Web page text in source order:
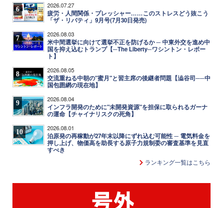
6 2026.07.27
疲労・人間関係・プレッシャー……このストレスどう抜こう
「ザ・リバティ」9月号(7月30日発売)
7 2026.08.03
米中間選挙に向けて選挙不正を防げるか ─ 中東外交を進め中
国を抑え込むトランプ【─The Liberty─ワシントン・レポー
ト】
8 2026.08.05
交流重ねる中朝の"蜜月"と習主席の後継者問題【澁谷司──中
国包囲網の現在地】
9 2026.08.04
インフラ開発のために"未開発資源"を担保に取られるガーナ
の運命【チャイナリスクの死角】
10 2026.08.01
泊原発の再稼動が27年末以降にずれ込む可能性 ─ 電気料金を
押し上げ、物価高を助長する原子力規制委の審査基準を見直
すべき
ランキング一覧はこちら